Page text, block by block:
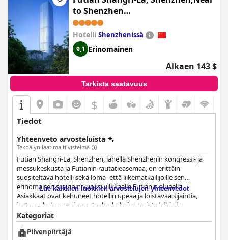
kokemuksen.
to Shenzhen
Convention&Exhibition Centre,
Futian Railway Station (Futian
Shangri-La, Shenzhen)
Hotelli Shenzhenissä
9,1 Erinomainen
Alkaen 143 $
Tarkista saatavuus
$
Tiedot
Yhteenveto arvosteluista
Tekoälyn laatima tiivistelmä
Futian Shangri-La, Shenzhen, lähellä Shenzhenin kongressi- ja
messukeskusta ja Futianin rautatieasemaa, on erittäin
suositeltava hotelli sekä loma- että liikematkailijoille sen
erinomaisen sijainnin vuoksi vilkkaalla Futianin alueella.
Asiakkaat ovat kehuneet hotellin upeaa ja loistavaa sijaintia,
josta on helppo pääsy ostoskeskuksiin, ravintoloihin ja
baareihin aivan pääoven ulkopuolella. Hotellissa on fantastinen
buffetaamiainen, jossa on laaja valikoima ruokia ja juomia, jotka
sopivat kaikkiin makuihin. Huoneet ovat tilavia, mukavia ja
Lue kaikkien luokkien arvostelujen yhteenvedot
Kategoriat
Pilvenpiirtäjä